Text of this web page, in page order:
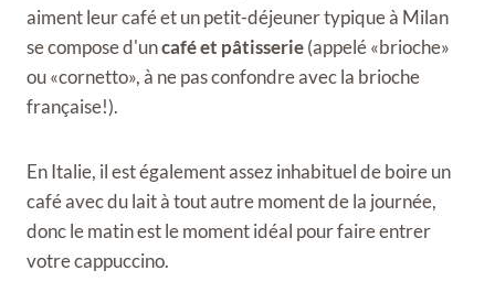
aiment leur café et un petit-déjeuner typique à Milan
se compose d'uncafé et pâtisserie(appelé «brioche»
ou «cornetto», à ne pas confondre avec la brioche
française!).
En Italie, il est également assez inhabituel de boire un
café avec du lait à tout autre moment de la journée,
donc le matin est le moment idéal pour faire entrer
votre cappuccino.